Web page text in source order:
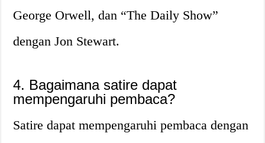
George Orwell, dan “The Daily Show”
dengan Jon Stewart.
4. Bagaimana satire dapat
mempengaruhi pembaca?
Satire dapat mempengaruhi pembaca dengan